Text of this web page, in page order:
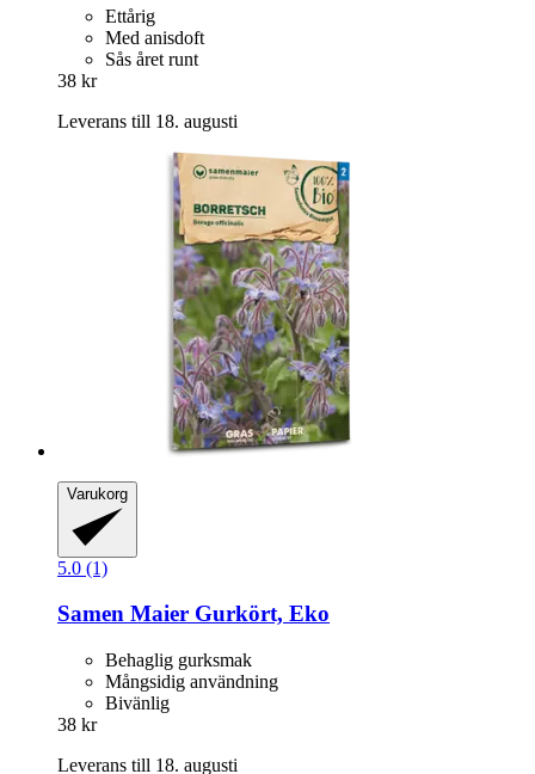
Ettårig
Med anisdoft
Sås året runt
38 kr
Leverans till 18. augusti
Varukorg
5.0 (1)
Samen Maier Gurkört, Eko
Behaglig gurksmak
Mångsidig användning
Bivänlig
38 kr
Leverans till 18. augusti